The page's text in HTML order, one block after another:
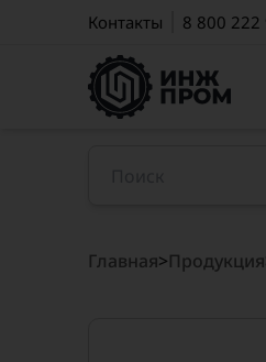
Контакты 8 800 222
Главная>Продукция